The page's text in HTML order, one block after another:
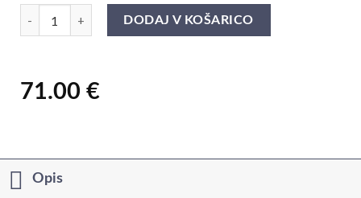
DODAJ V KOŠARICO
71.00 €
Opis